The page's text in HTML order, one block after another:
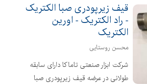
قیف زیرپودری صبا الکتریک
- راد الکتریک - اورین
الکتریک
محسن روستایی
شرکت ابزار صنعتی تاماکا دارای سابقه
طولانی در عرضه قیف زیرپودری صبا